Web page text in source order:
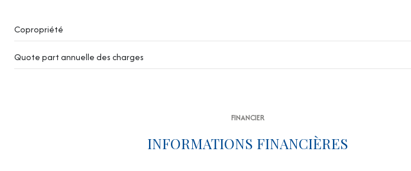
quartier centre ville
Copropriété
Quote part annuelle des charges
FINANCIER
INFORMATIONS FINANCIÈRES